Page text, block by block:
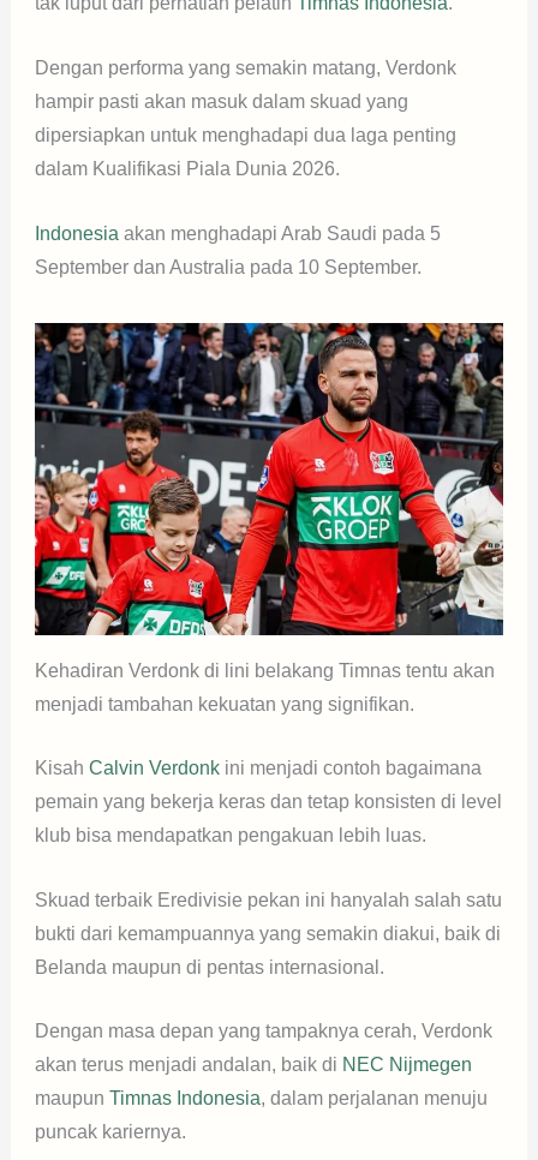
Dengan performa yang semakin matang, Verdonk
hampir pasti akan masuk dalam skuad yang
dipersiapkan untuk menghadapi dua laga penting
dalam Kualifikasi Piala Dunia 2026.
Indonesia akan menghadapi Arab Saudi pada 5
September dan Australia pada 10 September.
Kehadiran Verdonk di lini belakang Timnas tentu akan
menjadi tambahan kekuatan yang signifikan.
Kisah Calvin Verdonk ini menjadi contoh bagaimana
pemain yang bekerja keras dan tetap konsisten di level
klub bisa mendapatkan pengakuan lebih luas.
Skuad terbaik Eredivisie pekan ini hanyalah salah satu
bukti dari kemampuannya yang semakin diakui, baik di
Belanda maupun di pentas internasional.
Dengan masa depan yang tampaknya cerah, Verdonk
akan terus menjadi andalan, baik di NEC Nijmegen
maupun Timnas Indonesia, dalam perjalanan menuju
puncak kariernya.